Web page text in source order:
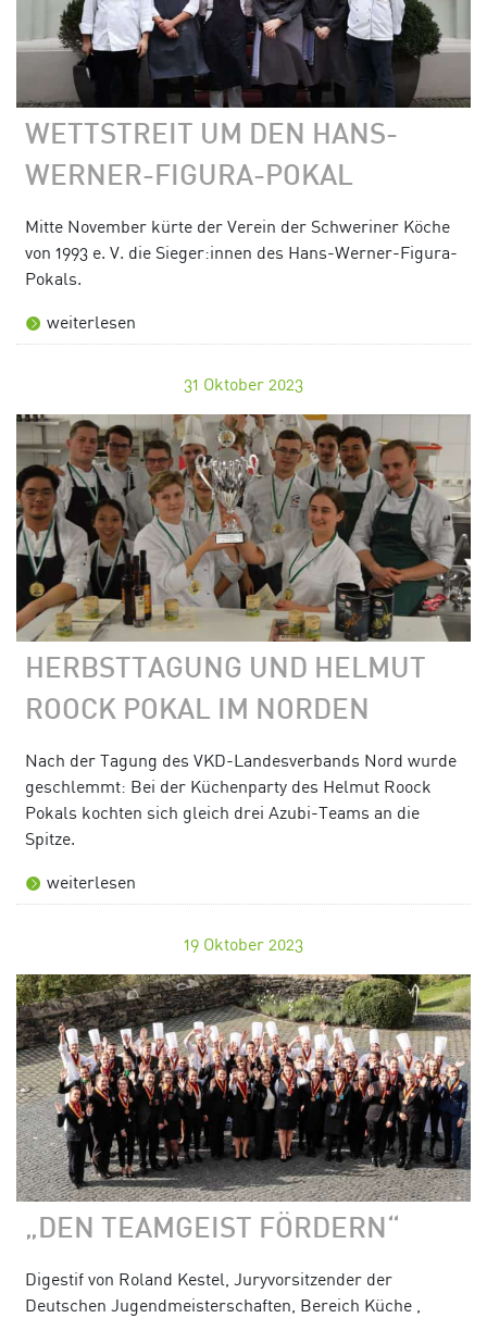
WETTSTREIT UM DEN HANS-
WERNER-FIGURA-POKAL
Mitte November kürte der Verein der Schweriner Köche
von 1993 e. V. die Sieger:innen des Hans-Werner-Figura-
Pokals.
weiterlesen
31 Oktober 2023
HERBSTTAGUNG UND HELMUT
ROOCK POKAL IM NORDEN
Nach der Tagung des VKD-Landesverbands Nord wurde
geschlemmt: Bei der Küchenparty des Helmut Roock
Pokals kochten sich gleich drei Azubi-Teams an die
Spitze.
weiterlesen
19 Oktober 2023
„DEN TEAMGEIST FÖRDERN“
Digestif von Roland Kestel, Juryvorsitzender der
Deutschen Jugendmeisterschaften, Bereich Küche ,